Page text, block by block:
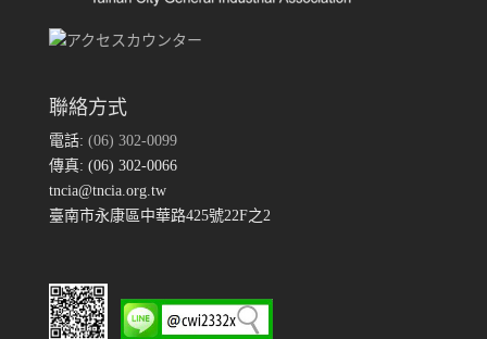
聯絡方式
電話: (06) 302-0099
傳真: (06) 302-0066
tncia@tncia.org.tw
臺南市永康區中華路425號22F之2